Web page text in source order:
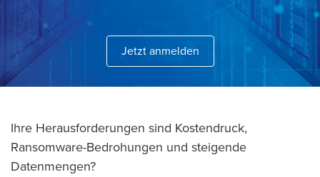
Jetzt anmelden
Ihre Herausforderungen sind Kostendruck,
Ransomware-Bedrohungen und steigende
Datenmengen?